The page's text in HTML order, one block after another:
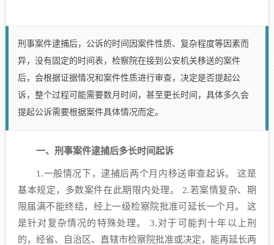
刑事案件逮捕后，公诉的时间因案件性质、复杂程度等因素而
异，没有固定的时间表，检察院在接到公安机关移送的案件
后，会根据证据情况和案件性质进行审查，决定是否提起公
诉，整个过程可能需要数月时间，甚至更长时间，具体多久会
提起公诉需要根据案件具体情况而定。
一、刑事案件逮捕后多长时间起诉
1.一般情况下，逮捕后两个月内移送审查起诉。 这是
基本规定，多数案件在此期限内处理。 2.若案情复杂、期
限届满不能终结，经上一级检察院批准可延长一个月。 这
是针对复杂情况的特殊处理。 3.对于可能判十年以上刑
的，经省、自治区、直辖市检察院批准或决定，能再延长两